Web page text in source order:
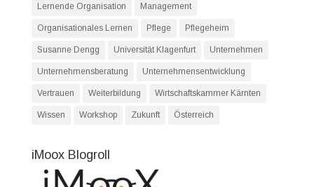
Lernende Organisation Management
Organisationales Lernen Pflege Pflegeheim
Susanne Dengg Universität Klagenfurt Unternehmen
Unternehmensberatung Unternehmensentwicklung
Vertrauen Weiterbildung Wirtschaftskammer Kärnten
Wissen Workshop Zukunft Österreich
iMoox Blogroll